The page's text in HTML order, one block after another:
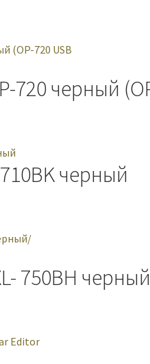
720 черный
черный
750BH